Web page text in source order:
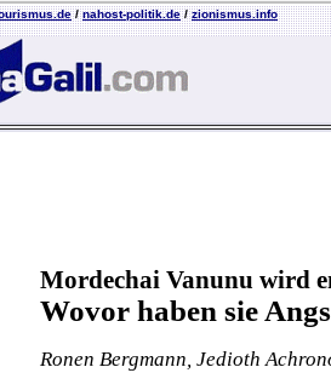
/nahost-politik.de/zionismus.info
Mordechai Vanunu wird
Wovor haben sie
Ronen Bergmann, Jedioth